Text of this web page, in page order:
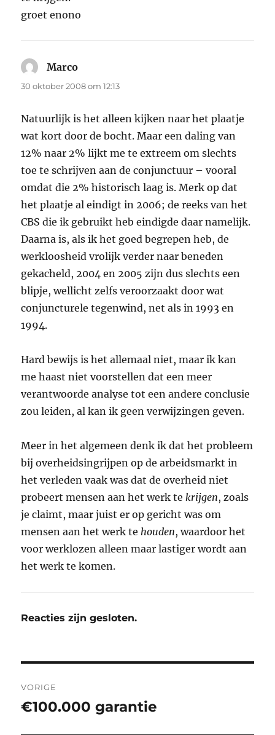
groet enono
Marco
30 oktober 2008 om 12:13
Natuurlijk is het alleen kijken naar het plaatje
wat kort door de bocht. Maar een daling van
12% naar 2% lijkt me te extreem om slechts
toe te schrijven aan de conjunctuur – vooral
omdat die 2% historisch laag is. Merk op dat
het plaatje al eindigt in 2006; de reeks van het
CBS die ik gebruikt heb eindigde daar namelijk.
Daarna is, als ik het goed begrepen heb, de
werkloosheid vrolijk verder naar beneden
gekacheld, 2004 en 2005 zijn dus slechts een
blipje, wellicht zelfs veroorzaakt door wat
conjuncturele tegenwind, net als in 1993 en
1994.
Hard bewijs is het allemaal niet, maar ik kan
me haast niet voorstellen dat een meer
verantwoorde analyse tot een andere conclusie
zou leiden, al kan ik geen verwijzingen geven.
Meer in het algemeen denk ik dat het probleem
bij overheidsingrijpen op de arbeidsmarkt in
het verleden vaak was dat de overheid niet
probeert mensen aan het werk te krijgen, zoals
je claimt, maar juist er op gericht was om
mensen aan het werk te houden, waardoor het
voor werklozen alleen maar lastiger wordt aan
het werk te komen.
Reacties zijn gesloten.
navigatie
VORIGE
Vorig
€100.000 garantie